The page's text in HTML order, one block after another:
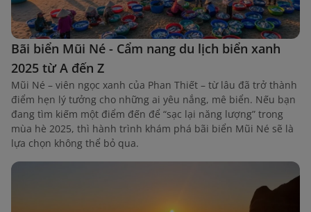
Bãi biển Mũi Né - Cẩm nang du lịch biển xanh
2025 từ A đến Z
Mũi Né – viên ngọc xanh của Phan Thiết – từ lâu đã trở thành
điểm hẹn lý tưởng cho những ai yêu nắng, mê biển. Nếu bạn
đang tìm kiếm một điểm đến để “sạc lại năng lượng” trong
mùa hè 2025, thì hành trình khám phá bãi biển Mũi Né sẽ là
lựa chọn không thể bỏ qua.